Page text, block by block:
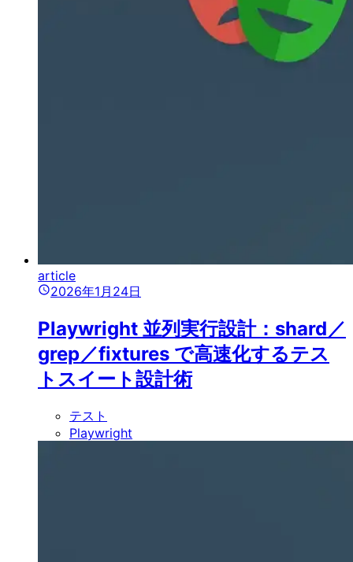
article
2026年1月24日
Playwright 並列実行設計：shard／
grep／fixtures で高速化するテス
トスイート設計術
テスト
Playwright